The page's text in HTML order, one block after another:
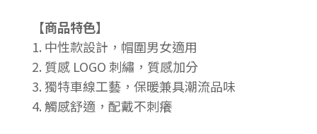
【商品特色】
1. 中性款設計， 帽圍男女適用
2. 質感 LOGO 刺繡 ，質感加分
3. 獨特車線工藝，保暖兼具潮流品味
4. 觸感舒適，配戴不刺癢